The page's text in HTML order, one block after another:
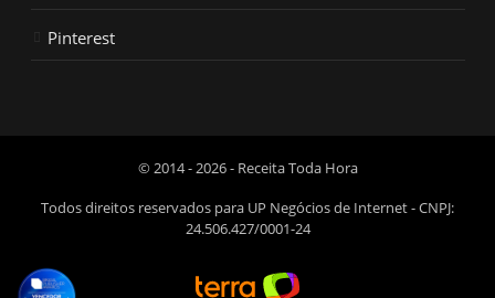
Pinterest
© 2014 - 2026 - Receita Toda Hora
Todos direitos reservados para UP Negócios de Internet - CNPJ:
24.506.427/0001-24